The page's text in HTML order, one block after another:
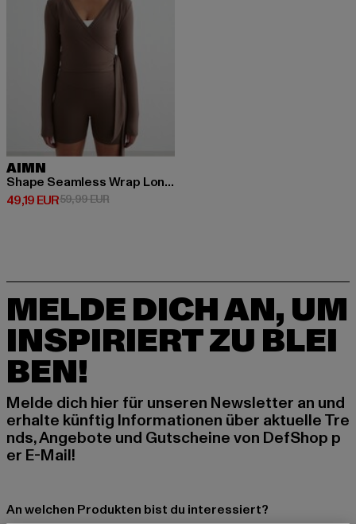
AIMN
Shape Seamless Wrap Long Sleeve
49,19 EUR
Derzeitiger Preis: 49,19 EUR
59,99 EURAktionspreis: 59,99 EUR
MELDE DICH AN, UM
INSPIRIERT ZU BLEI
BEN!
Melde dich hier für unseren Newsletter an und
erhalte künftig Informationen über aktuelle Tre
nds, Angebote und Gutscheine von DefShop p
er E-Mail!
An welchen Produkten bist du interessiert?